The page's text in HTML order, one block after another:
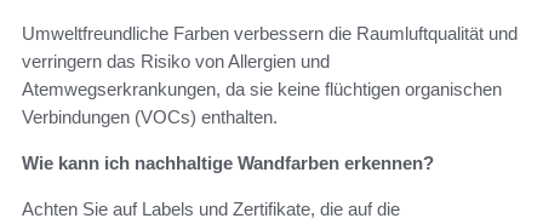
Umweltfreundliche Farben verbessern die Raumluftqualität und
verringern das Risiko von Allergien und
Atemwegserkrankungen, da sie keine flüchtigen organischen
Verbindungen (VOCs) enthalten.
Wie kann ich nachhaltige Wandfarben erkennen?
Achten Sie auf Labels und Zertifikate, die auf die